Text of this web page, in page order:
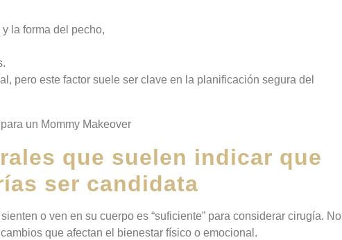
la forma del pecho,
pero este factor suele ser clave en la planificación segura del
que suelen indicar que
ser candidata
o ven en su cuerpo es “suficiente” para considerar cirugía. No
que afectan el bienestar físico o emocional.